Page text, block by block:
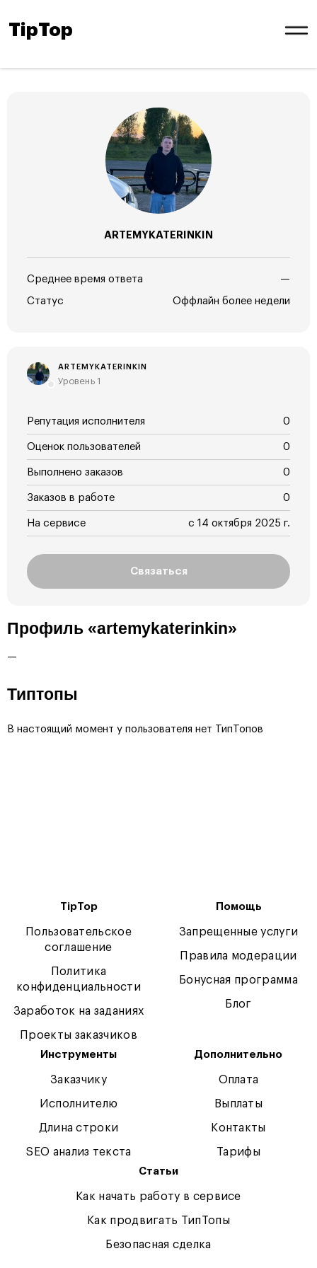
TipTop
ARTEMYKATERINKIN
Среднее время ответа —
Статус Оффлайн более недели
ARTEMYKATERINKIN
Уровень 1
Репутация исполнителя 0
Оценок пользователей 0
Выполнено заказов 0
Заказов в работе 0
На сервисе с 14 октября 2025 г.
Связаться
Профиль «artemykaterinkin»
—
Типтопы
В настоящий момент у пользователя нет ТипТопов
TipTop
Пользовательское
соглашение
Политика
конфиденциальности
Заработок на заданиях
Проекты заказчиков
Помощь
Запрещенные услуги
Правила модерации
Бонусная программа
Блог
Инструменты
Заказчику
Исполнителю
Длина строки
SEO анализ текста
Дополнительно
Оплата
Выплаты
Контакты
Тарифы
Статьи
Как начать работу в сервисе
Как продвигать ТипТопы
Безопасная сделка